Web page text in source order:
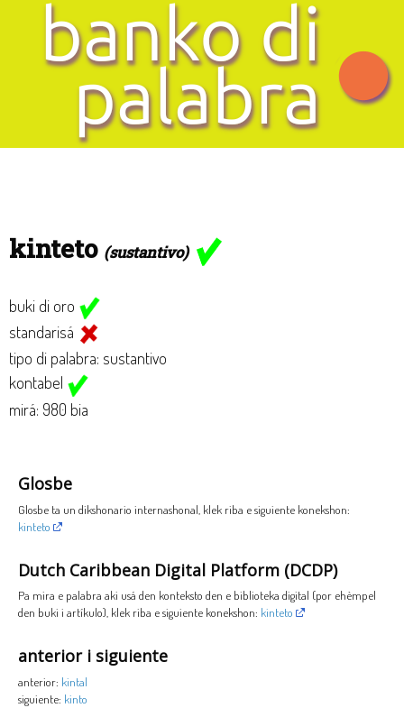
kinteto (sustantivo)
buki di oro
standarisá
tipo di palabra: sustantivo
kontabel
mirá: 980 bia
Glosbe
Glosbe ta un dikshonario internashonal, klek riba e siguiente konekshon:
kinteto
Dutch Caribbean Digital Platform (DCDP)
Pa mira e palabra aki usá den konteksto den e biblioteka digital (por ehèmpel
den buki i artíkulo), klek riba e siguiente konekshon: kinteto
anterior i siguiente
anterior: kintal
siguiente: kinto